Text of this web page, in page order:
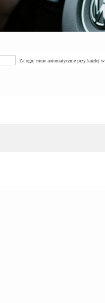
Zaloguj mnie automatycznie przy każdej